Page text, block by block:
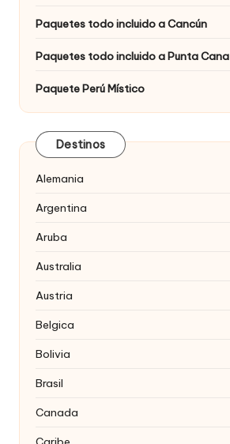
Paquetes todo incluido a Cancún
Paquetes todo incluido a Punta Cana
Paquete Perú Místico
Destinos
Alemania
Argentina
Aruba
Australia
Austria
Belgica
Bolivia
Brasil
Canada